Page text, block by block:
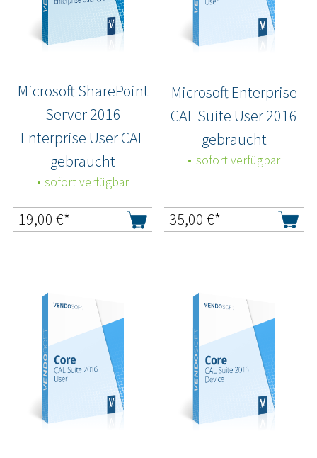
Microsoft SharePoint
Server 2016
Enterprise User CAL
gebraucht
sofort verfügbar
19,00 €*
Microsoft Enterprise
CAL Suite User 2016
gebraucht
sofort verfügbar
35,00 €*